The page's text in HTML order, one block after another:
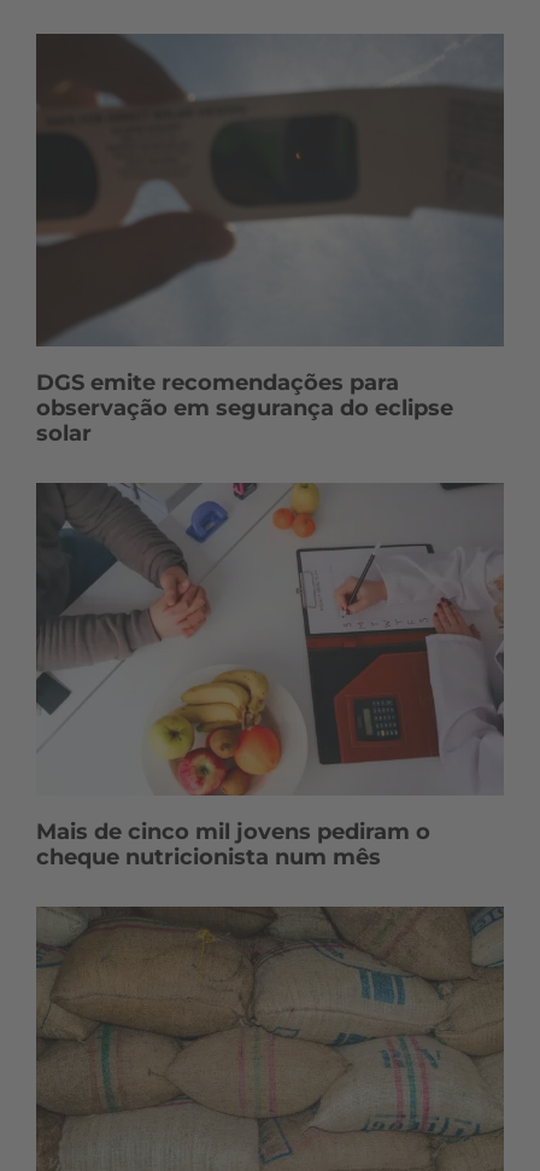
DGS emite recomendações para
observação em segurança do eclipse
solar
Mais de cinco mil jovens pediram o
cheque nutricionista num mês